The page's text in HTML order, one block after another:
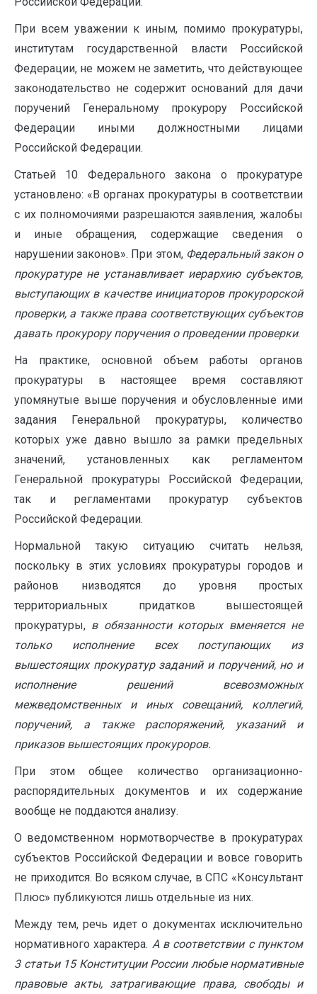
При всем уважении к иным, помимо прокуратуры,
институтам государственной власти Российской
Федерации, не можем не заметить, что действующее
законодательство не содержит оснований для дачи
поручений Генеральному прокурору Российской
Федерации иными должностными лицами
Российской Федерации.
Статьей 10 Федерального закона о прокуратуре
установлено: «В органах прокуратуры в соответствии
с их полномочиями разрешаются заявления, жалобы
и иные обращения, содержащие сведения о
нарушении законов». При этом, Федеральный закон о
прокуратуре не устанавливает иерархию субъектов,
выступающих в качестве инициаторов прокурорской
проверки, а также права соответствующих субъектов
давать прокурору поручения о проведении проверки.
На практике, основной объем работы органов
прокуратуры в настоящее время составляют
упомянутые выше поручения и обусловленные ими
задания Генеральной прокуратуры, количество
которых уже давно вышло за рамки предельных
значений, установленных как регламентом
Генеральной прокуратуры Российской Федерации,
так и регламентами прокуратур субъектов
Российской Федерации.
Нормальной такую ситуацию считать нельзя,
поскольку в этих условиях прокуратуры городов и
районов низводятся до уровня простых
территориальных придатков вышестоящей
прокуратуры, в обязанности которых вменяется не
только исполнение всех поступающих из
вышестоящих прокуратур заданий и поручений, но и
исполнение решений всевозможных
межведомственных и иных совещаний, коллегий,
поручений, а также распоряжений, указаний и
приказов вышестоящих прокуроров.
При этом общее количество организационно-
распорядительных документов и их содержание
вообще не поддаются анализу.
О ведомственном нормотворчестве в прокуратурах
субъектов Российской Федерации и вовсе говорить
не приходится. Во всяком случае, в СПС «Консультант
Плюс» публикуются лишь отдельные из них.
Между тем, речь идет о документах исключительно
нормативного характера. А в соответствии с пунктом
3 статьи 15 Конституции России любые нормативные
правовые акты, затрагивающие права, свободы и